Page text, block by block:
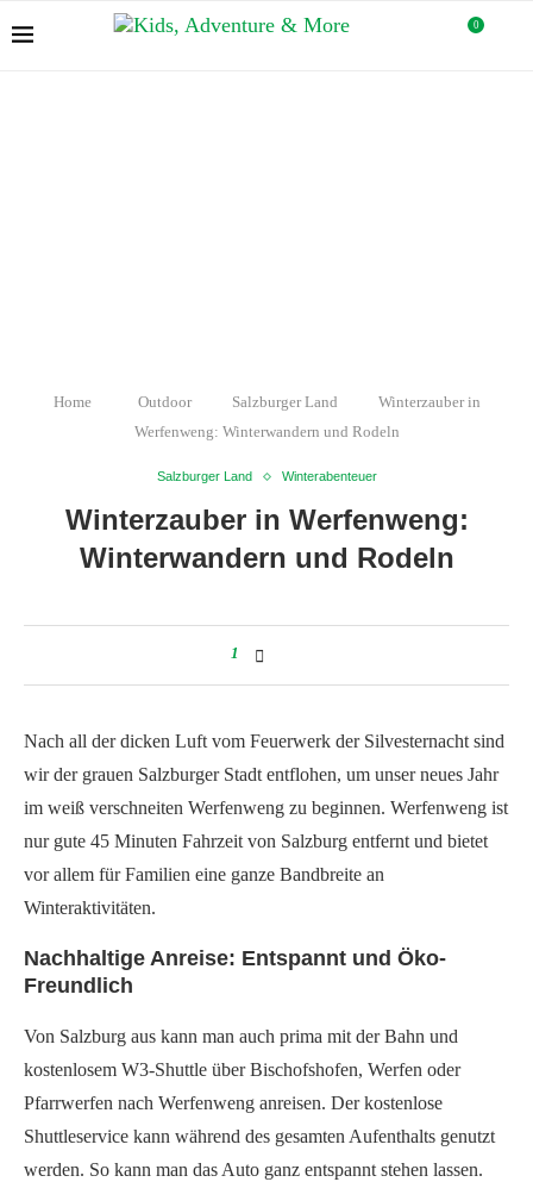
0
Home Outdoor Salzburger Land
Winterzauber in
Werfenweng: Winterwandern und Rodeln
Salzburger Land Winterabenteuer
Winterzauber in Werfenweng:
Winterwandern und Rodeln
1
Nach all der dicken Luft vom Feuerwerk der Silvesternacht sind
wir der grauen Salzburger Stadt entflohen, um unser neues Jahr
im weiß verschneiten Werfenweng zu beginnen. Werfenweng ist
nur gute 45 Minuten Fahrzeit von Salzburg entfernt und bietet
vor allem für Familien eine ganze Bandbreite an
Winteraktivitäten.
Nachhaltige Anreise: Entspannt und Öko-
Freundlich
Von Salzburg aus kann man auch prima mit der Bahn und
kostenlosem W3-Shuttle über Bischofshofen, Werfen oder
Pfarrwerfen nach Werfenweng anreisen. Der kostenlose
Shuttleservice kann während des gesamten Aufenthalts genutzt
werden. So kann man das Auto ganz entspannt stehen lassen.